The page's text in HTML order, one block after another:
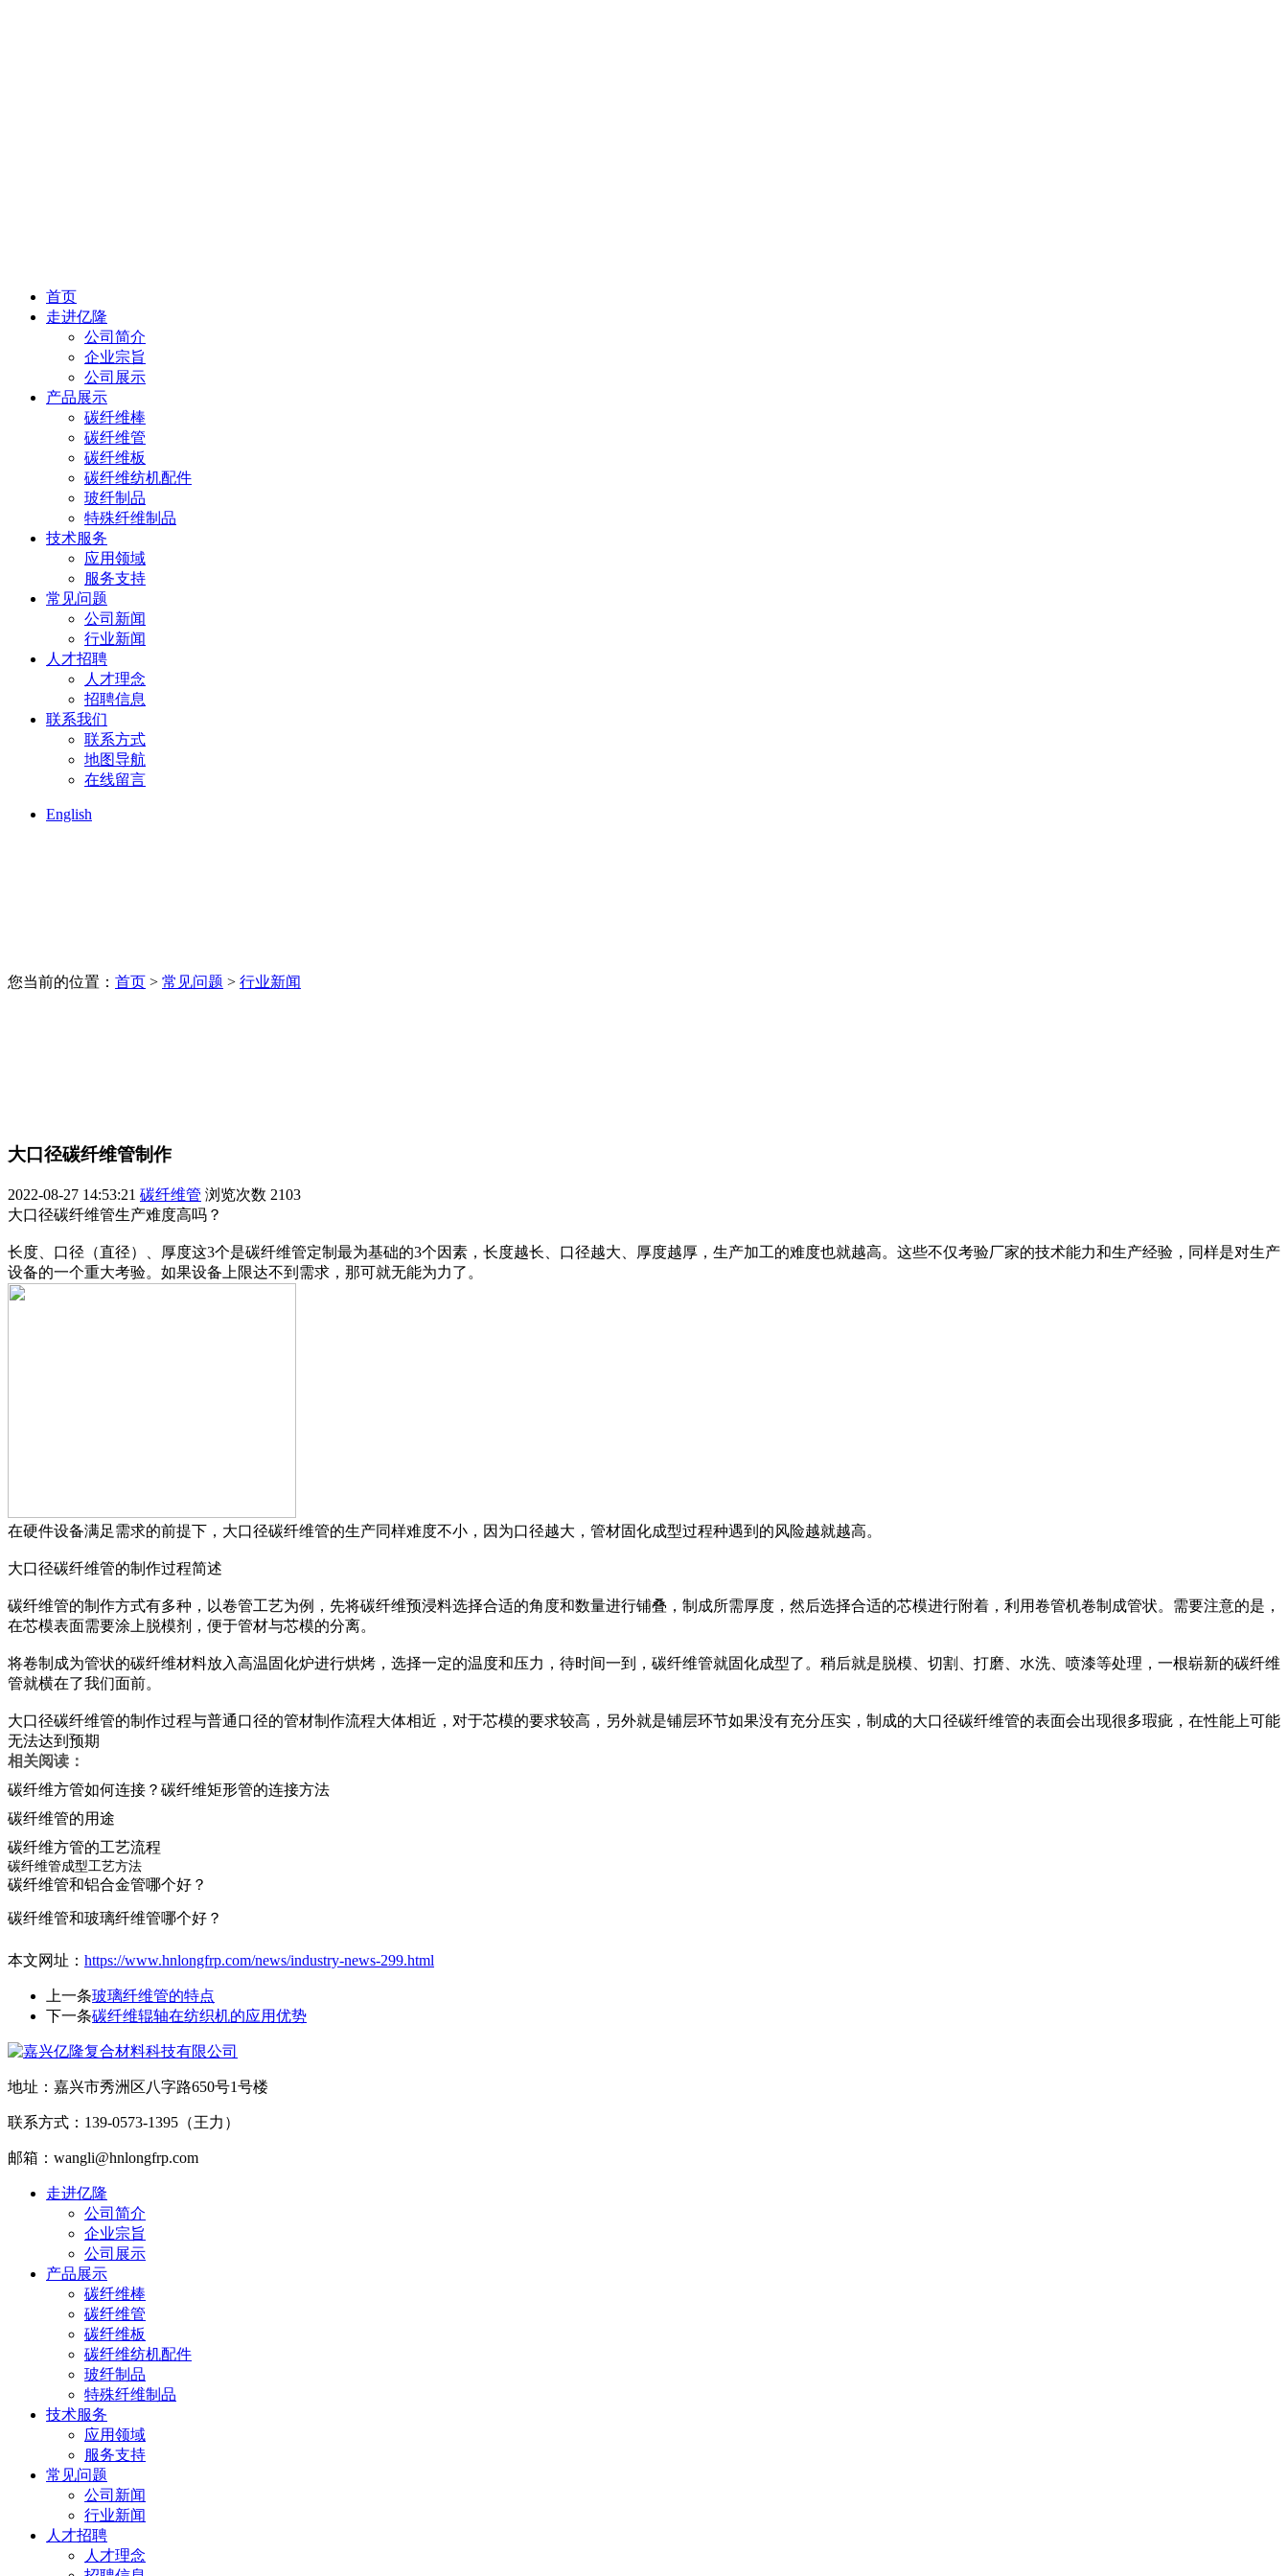
首页
走进亿隆
公司简介
企业宗旨
公司展示
产品展示
碳纤维棒
碳纤维管
碳纤维板
碳纤维纺机配件
玻纤制品
特殊纤维制品
技术服务
应用领域
服务支持
常见问题
公司新闻
行业新闻
人才招聘
人才理念
招聘信息
联系我们
联系方式
地图导航
在线留言
English
您当前的位置： 首页 > 常见问题 > 行业新闻
大口径碳纤维管制作
2022-08-27 14:53:21 碳纤维管 浏览次数 2103
大口径碳纤维管生产难度高吗？
长度、口径（直径）、厚度这3个是碳纤维管定制最为基础的3个因素，长度越长、口径越大、厚度越厚，生产加工的难度也就越高。这些不仅考验厂家的技术能力和生产经验，同样是对生产
设备的一个重大考验。如果设备上限达不到需求，那可就无能为力了。
在硬件设备满足需求的前提下，大口径碳纤维管的生产同样难度不小，因为口径越大，管材固化成型过程种遇到的风险越就越高。
大口径碳纤维管的制作过程简述
碳纤维管的制作方式有多种，以卷管工艺为例，先将碳纤维预浸料选择合适的角度和数量进行铺叠，制成所需厚度，然后选择合适的芯模进行附着，利用卷管机卷制成管状。需要注意的是，
在芯模表面需要涂上脱模剂，便于管材与芯模的分离。
将卷制成为管状的碳纤维材料放入高温固化炉进行烘烤，选择一定的温度和压力，待时间一到，碳纤维管就固化成型了。稍后就是脱模、切割、打磨、水洗、喷漆等处理，一根崭新的碳纤维
管就横在了我们面前。
大口径碳纤维管的制作过程与普通口径的管材制作流程大体相近，对于芯模的要求较高，另外就是铺层环节如果没有充分压实，制成的大口径碳纤维管的表面会出现很多瑕疵，在性能上可能
无法达到预期
相关阅读：
碳纤维方管如何连接？碳纤维矩形管的连接方法
碳纤维管的用途
碳纤维方管的工艺流程
碳纤维管成型工艺方法
碳纤维管和铝合金管哪个好？
碳纤维管和玻璃纤维管哪个好？
本文网址： https://www.hnlongfrp.com/news/industry-news-299.html
上一条玻璃纤维管的特点
下一条碳纤维辊轴在纺织机的应用优势
地址：嘉兴市秀洲区八字路650号1号楼
联系方式：139-0573-1395（王力）
邮箱：wangli@hnlongfrp.com
走进亿隆
公司简介
企业宗旨
公司展示
产品展示
碳纤维棒
碳纤维管
碳纤维板
碳纤维纺机配件
玻纤制品
特殊纤维制品
技术服务
应用领域
服务支持
常见问题
公司新闻
行业新闻
人才招聘
人才理念